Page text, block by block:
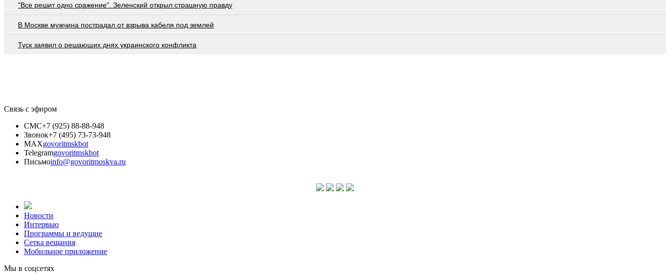
"Все решит одно сражение". Зеленский открыл страшную правду
В Москве мужчина пострадал от взрыва кабеля под землей
Туск заявил о решающих днях украинского конфликта
Связь с эфиром
СМС+7 (925) 88-88-948
Звонок+7 (495) 73-73-948
MAXgovoritmskbot
Telegramgovoritmskbot
Письмоinfo@govoritmoskva.ru
Новости
Интервью
Программы и ведущие
Сетка вещания
Мобильное приложение
Мы в соцсетях